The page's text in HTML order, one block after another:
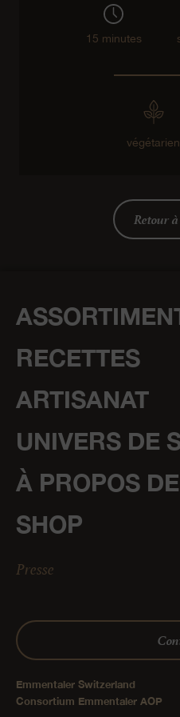
15 minutes
végétarien
Retour
RECETTES
ARTISANAT
UNIVERS DE
À PROPOS
SHOP
Presse
Emmentaler Switzerland
Consortium Emmentaler AOP